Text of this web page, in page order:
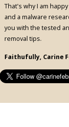
That's why I am
and a malware
you with the tested
removal tips.
Faithufully, Carine